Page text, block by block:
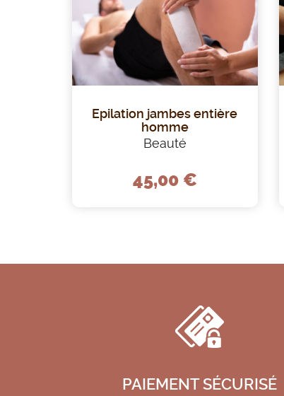
e
Epilation jambes entière
homme
Beauté
45,00 €
PAIEMENT SÉCURISÉ